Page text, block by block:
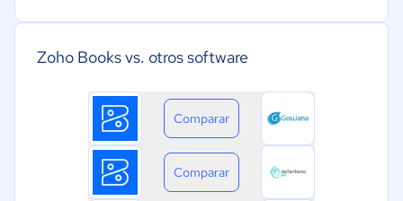
Zoho Books vs. otros software
Comparar
Comparar